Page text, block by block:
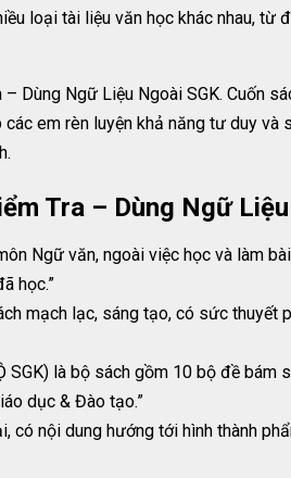
loại tài liệu văn học khác nhau, từ
Dùng Ngữ Liệu Ngoài SGK. Cuốn
em rèn luyện khả năng tư duy và
Tra – Dùng Ngữ
Ngữ văn, ngoài việc học và làm
học.”
mạch lạc, sáng tạo, có sức thuyết
SGK) là bộ sách gồm 10 bộ đề bám
dục & Đào tạo.”
có nội dung hướng tới hình thành